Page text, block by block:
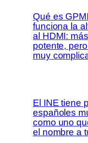
Qué es
funciona la
al HDMI:
potente,
muy
El INE tiene
españoles
como uno
el nombre a